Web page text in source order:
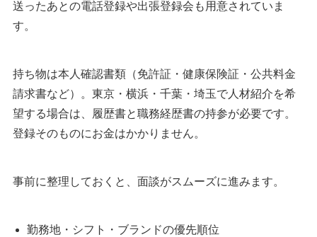
送ったあとの電話登録や出張登録会も用意されていま
す。
持ち物は本人確認書類（免許証・健康保険証・公共料金
請求書など）。東京・横浜・千葉・埼玉で人材紹介を希
望する場合は、履歴書と職務経歴書の持参が必要です。
登録そのものにお金はかかりません。
事前に整理しておくと、面談がスムーズに進みます。
勤務地・シフト・ブランドの優先順位